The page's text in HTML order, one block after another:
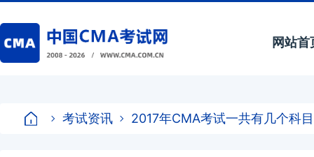
网站首
考试资讯 2017年CMA考试一共有几个科